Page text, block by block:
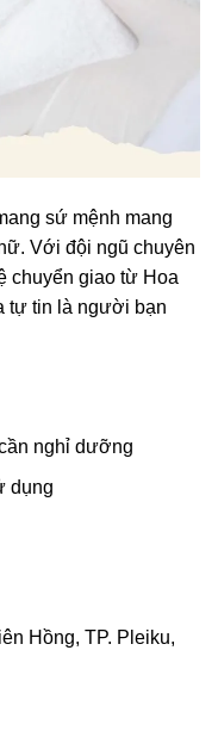
sứ mệnh mang
Với đội ngũ chuyên
chuyển giao từ Hoa
tự tin là người bạn
nghỉ dưỡng
dụng
Hồng, TP. Pleiku,